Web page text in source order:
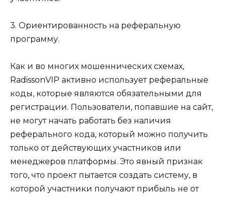
3. Ориентированность на реферальную
программу.
Как и во многих мошеннических схемах,
RadissonVIP активно использует реферальные
коды, которые являются обязательными для
регистрации. Пользователи, попавшие на сайт,
не могут начать работать без наличия
реферального кода, который можно получить
только от действующих участников или
менеджеров платформы. Это явный признак
того, что проект пытается создать систему, в
которой участники получают прибыль не от